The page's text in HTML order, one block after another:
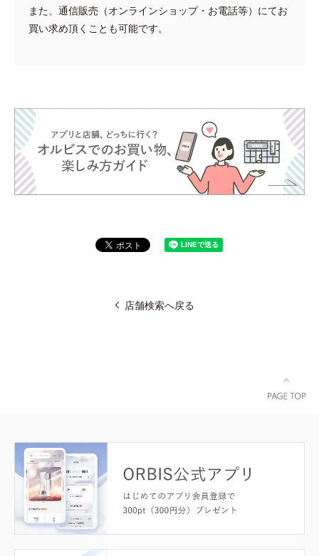
また、通信販売（オンラインショップ・お電話等）にてお
買い求め頂くことも可能です。
店舗検索へ戻る